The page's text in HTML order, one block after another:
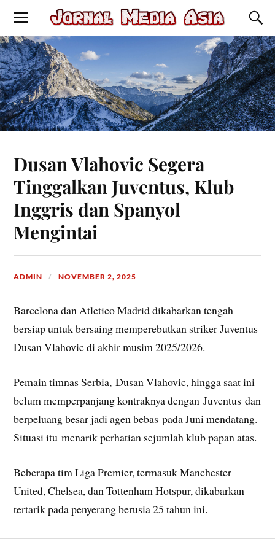
Dusan Vlahovic Segera
Tinggalkan Juventus, Klub
Inggris dan Spanyol
Mengintai
ADMIN NOVEMBER 2, 2025
Barcelona dan Atletico Madrid dikabarkan tengah
bersiap untuk bersaing memperebutkan striker Juventus
Dusan Vlahovic di akhir musim 2025/2026.
Pemain timnas Serbia, Dusan Vlahovic, hingga saat ini
belum memperpanjang kontraknya dengan Juventus dan
berpeluang besar jadi agen bebas pada Juni mendatang.
Situasi itu menarik perhatian sejumlah klub papan atas.
Beberapa tim Liga Premier, termasuk Manchester
United, Chelsea, dan Tottenham Hotspur, dikabarkan
tertarik pada penyerang berusia 25 tahun ini.